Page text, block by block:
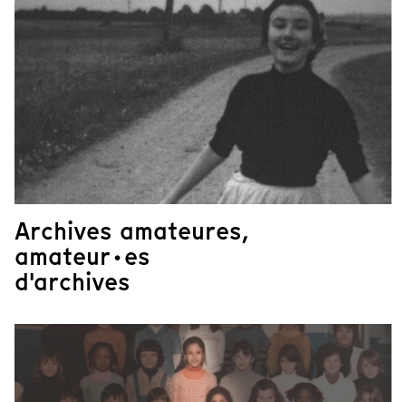
Archives amateures,
amateur·es
d'archives